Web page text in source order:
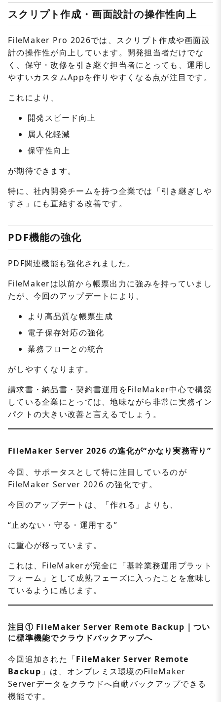
スクリプト作成・画面設計の操作性向上
FileMaker Pro 2026では、スクリプト作成や画面設
計の操作性が向上しています。開発担当者だけでな
く、保守・改修を引き継ぐ担当者にとっても、運用し
やすいカスタムAppを作りやすくなる点が注目です。
これにより、
開発スピード向上
属人化軽減
保守性向上
が期待できます。
特に、社内開発チームを持つ企業では「引き継ぎしや
すさ」にも直結する改善です。
PDF機能の強化
PDF関連機能も強化されました。
FileMakerは以前から帳票出力に強みを持っていまし
たが、今回のアップデートにより、
より高品質な帳票生成
電子保存対応の強化
業務フローとの統合
がしやすくなります。
請求書・納品書・契約書運用をFileMaker中心で構築
している企業にとっては、地味ながら非常に実務イン
パクトの大きい改善と言えるでしょう。
FileMaker Server 2026 の進化が“かなり実務寄り”
今回、サポータスとして特に注目しているのが
FileMaker Server 2026 の強化です。
今回のアップデートは、「作れる」よりも、
“止めない・守る・運用する”
に重心が移っています。
これは、FileMakerが完全に「基幹業務運用プラット
フォーム」として成熟フェーズに入ったことを意味し
ているように感じます。
注目① FileMaker Server Remote Backup ｜つい
に標準機能でクラウドバックアップへ
今回追加された「FileMaker Server Remote
Backup 」は、オンプレミス環境のFileMaker
Serverデータをクラウドへ自動バックアップできる
機能です。